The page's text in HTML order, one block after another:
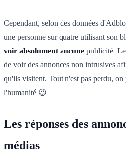
Cependant, selon des données
une personne sur quatre utilisant son
voir absolument aucune publicité. Le
de voir des annonces non intrusives
qu'ils visitent. Tout n'est pas perdu,
l'humanité 😉
Les réponses des
médias